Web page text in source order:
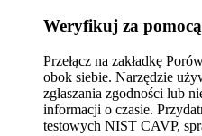
Weryfikuj za
Przełącz na zakładkę
obok siebie. Narzędzie
zgłaszania zgodności lub
informacji o czasie.
testowych NIST CAVP,